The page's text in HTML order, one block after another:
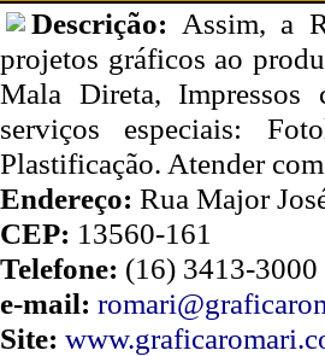
Descrição: Assim, a
projetos gráficos ao
Mala Direta, Impressos
serviços especiais:
Plastificação. Atender
Endereço: Rua Major
CEP: 13560-161
Telefone: (16) 3413-
e-mail:
Site: